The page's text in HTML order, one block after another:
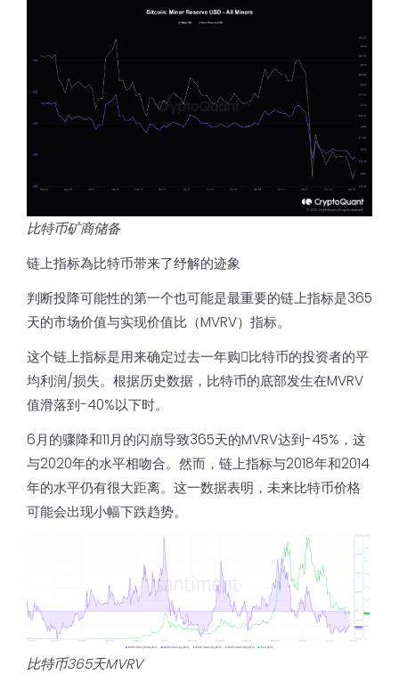
比特币矿商储备
链上指标為比特币带来了纾解的迹象
判断投降可能性的第一个也可能是最重要的链上指标是365
天的市场价值与实现价值比（MVRV）指标。
这个链上指标是用来确定过去一年购𧹒比特币的投资者的平
均利润/损失。根据历史数据，比特币的底部发生在MVRV
值滑落到-40%以下时。
6月的骤降和11月的闪崩导致365天的MVRV达到-45%，这
与2020年的水平相吻合。然而，链上指标与2018年和2014
年的水平仍有很大距离。这一数据表明，未来比特币价格
可能会出现小幅下跌趋势。
比特币365天MVRV